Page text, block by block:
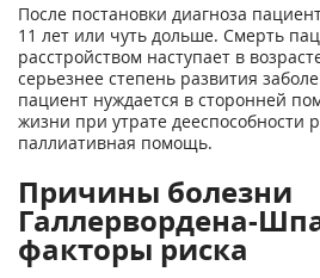
После постановки диагноза
11 лет или чуть дольше. Смерть
расстройством наступает в
серьезнее степень развития
пациент нуждается в сторонней
жизни при утрате дееспособности
паллиативная помощь.
Причины болезни
Галлервордена-
факторы риска